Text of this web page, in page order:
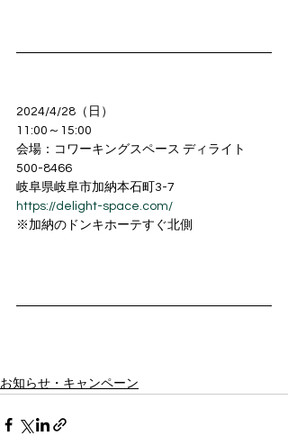
2024/4/28（日）
11:00～15:00
会場：コワーキングスペース ディライト
500-8466
岐阜県岐阜市加納本石町3-7
https://delight-space.com/
※加納のドンキホーテすぐ北側
お知らせ・キャンペーン